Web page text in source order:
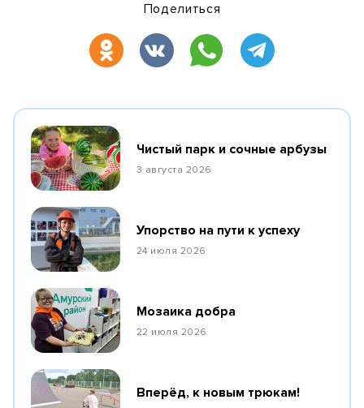
Поделиться
Чистый парк и сочные арбузы
3 августа 2026
Упорство на пути к успеху
24 июля 2026
Мозаика добра
22 июля 2026
Вперёд, к новым трюкам!